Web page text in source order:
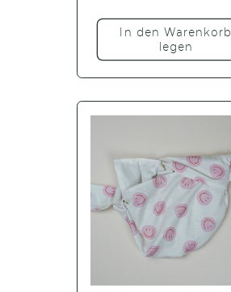
In den Warenkorb
legen